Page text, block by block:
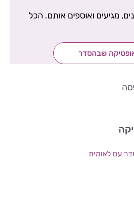
מגיעים ואוספים אותם. הכל
אופטיקה שבהסדר
עם לאומית